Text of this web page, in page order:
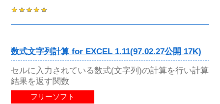
数式文字列計算 for EXCEL 1.11(97.02.27公開 17K)
セルに入力されている数式(文字列)の計算を行い計算
結果を返す関数
フリーソフト